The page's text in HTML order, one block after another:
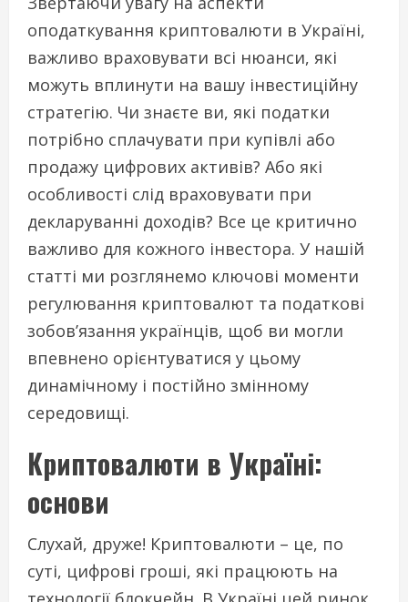
оподаткування криптовалюти в Україні,
важливо враховувати всі нюанси, які
можуть вплинути на вашу інвестиційну
стратегію. Чи знаєте ви, які податки
потрібно сплачувати при купівлі або
продажу цифрових активів? Або які
особливості слід враховувати при
декларуванні доходів? Все це критично
важливо для кожного інвестора. У нашій
статті ми розглянемо ключові моменти
регулювання криптовалют та податкові
зобов’язання українців, щоб ви могли
впевнено орієнтуватися у цьому
динамічному і постійно змінному
середовищі.
Криптовалюти в Україні:
основи
Слухай, друже! Криптовалюти – це, по
суті, цифрові гроші, які працюють на